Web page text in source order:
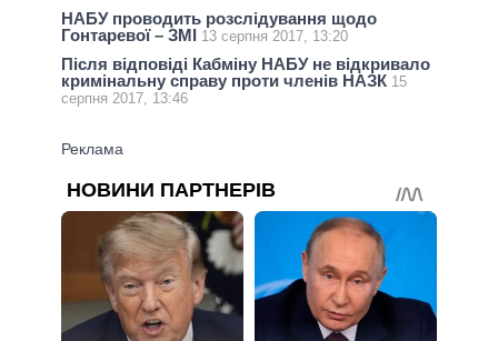
НАБУ проводить розслідування щодо
Гонтаревої – ЗМІ 13 серпня 2017, 13:20
Після відповіді Кабміну НАБУ не відкривало
кримінальну справу проти членів НАЗК 15
серпня 2017, 13:46